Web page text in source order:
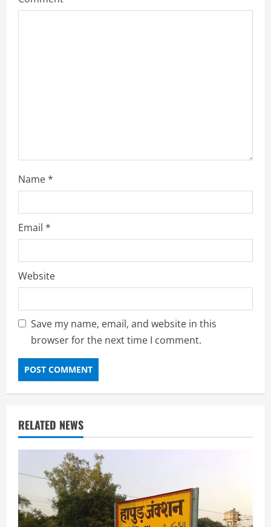
Name*
Email *
Website
Save my name, email, and website in this
browser for the next time I comment.
RELATED NEWS